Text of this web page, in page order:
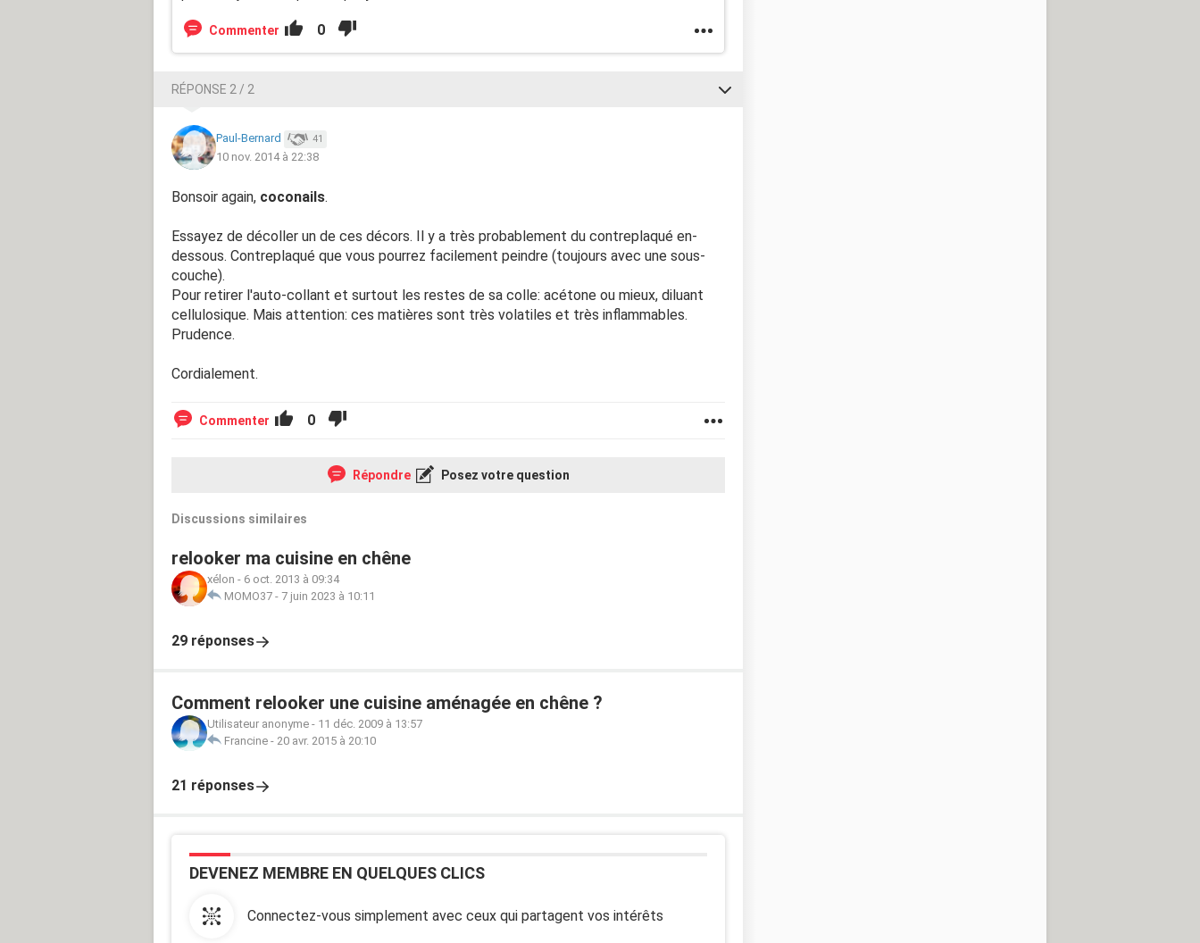
Commenter 0
RÉPONSE 2 / 2
Paul-Bernard 41
10 nov. 2014 à 22:38
Bonsoir again, coconails.
Essayez de décoller un de ces décors. Il y a très probablement du contreplaqué en-
dessous. Contreplaqué que vous pourrez facilement peindre (toujours avec une sous-
couche).
Pour retirer l'auto-collant et surtout les restes de sa colle: acétone ou mieux, diluant
cellulosique. Mais attention: ces matières sont très volatiles et très inflammables.
Prudence.
Cordialement.
Commenter 0
Répondre Posez votre question
Discussions similaires
relooker ma cuisine en chêne
xélon - 6 oct. 2013 à 09:34
MOMO37 - 7 juin 2023 à 10:11
29 réponses
Comment relooker une cuisine aménagée en chêne ?
Utilisateur anonyme - 11 déc. 2009 à 13:57
Francine - 20 avr. 2015 à 20:10
21 réponses
DEVENEZ MEMBRE EN QUELQUES CLICS
Connectez-vous simplement avec ceux qui partagent vos intérêts